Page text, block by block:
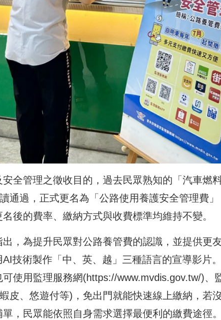
全管理之徵收目的，過去民眾熟知的「汽車燃
通過，正式更名為「公路使用養護安全管理費
後的費率、繳納方式與收費標準均維持不變。
，為提升民眾對公路養管費的認識，並提供更
技術製作「中、英、越」三種語言的宣導影片
使用監理服務網(https://www.mvdis.gov.tw/)、
皮、悠遊付等)，免出門就能快速線上繳納，若
，民眾能依照自身需求選擇最便利的繳費途徑。